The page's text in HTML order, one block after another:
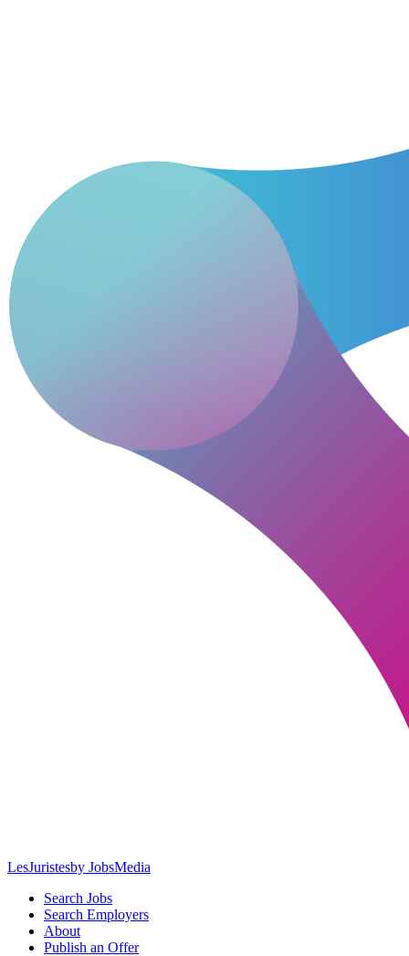
LesJuristesby JobsMedia
Search Jobs
Search Employers
About
Publish an Offer